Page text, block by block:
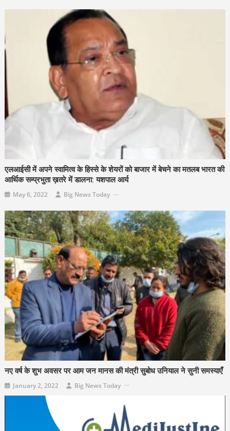
एलआईसी में अपने स्वामित्व के हिस्से के शेयरों को बाजार में बेचने का मतलब भारत की
आर्थिक सम्प्रभुता ख़तरे में डालना: यशपाल आर्य
May 6, 2022 Big News Today
नए वर्ष के शुभ अवसर पर आम जन मानस की मंत्री सुबोध उनियाल ने सुनी समस्याएँ
January 2, 2022 Big News Today